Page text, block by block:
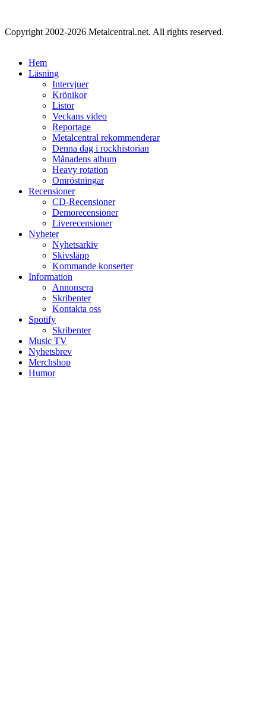
Copyright 2002-2026 Metalcentral.net. All rights reserved.
Hem
Läsning
Intervjuer
Krönikor
Listor
Veckans video
Reportage
Metalcentral rekommenderar
Denna dag i rockhistorian
Månadens album
Heavy rotation
Omröstningar
Recensioner
CD-Recensioner
Demorecensioner
Liverecensioner
Nyheter
Nyhetsarkiv
Skivsläpp
Kommande konserter
Information
Annonsera
Skribenter
Kontakta oss
Spotify
Skribenter
Music TV
Nyhetsbrev
Merchshop
Humor